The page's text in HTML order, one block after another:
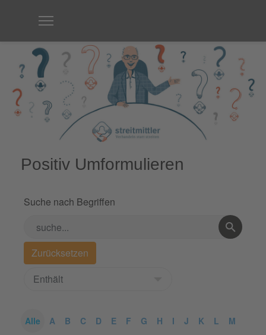
Positiv Umformulieren
Suche nach Begriffen
Alle A B C D E F G H I J K L
M